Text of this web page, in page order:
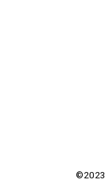
©2023